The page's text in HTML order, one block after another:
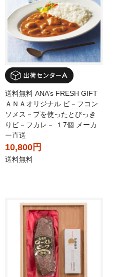
送料無料 ANA’s FRESH GIFT
ＡＮＡオリジナル ビ－フコン
ソメス－プを使ったとびっき
りビ－フカレ－ １7個 メーカ
ー直送
10,800円
送料無料